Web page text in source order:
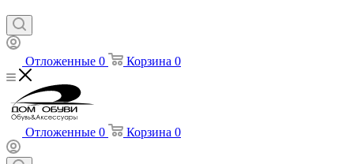
Отложенные 0 Корзина 0
Отложенные 0 Корзина 0